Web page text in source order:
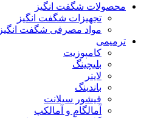
محصولات شگفت انگیز
تجهیزات شگفت انگیز
مواد مصرفی شگفت انگیز
ترمیمی
کامپوزیت
بلیچینگ
لاینر
باندینگ
فیشور سیلانت
آمالگام و آمالکپ